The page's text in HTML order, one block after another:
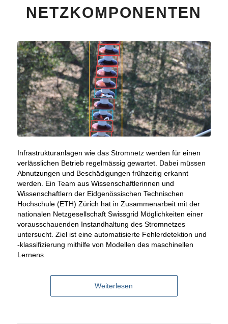
NETZKOMPONENTEN
Infrastrukturanlagen wie das Stromnetz werden für einen
verlässlichen Betrieb regelmässig gewartet. Dabei müssen
Abnutzungen und Beschädigungen frühzeitig erkannt
werden. Ein Team aus Wissenschaftlerinnen und
Wissenschaftlern der Eidgenössischen Technischen
Hochschule (ETH) Zürich hat in Zusammenarbeit mit der
nationalen Netzgesellschaft Swissgrid Möglichkeiten einer
vorausschauenden Instandhaltung des Stromnetzes
untersucht. Ziel ist eine automatisierte Fehlerdetektion und
-klassifizierung mithilfe von Modellen des maschinellen
Lernens.
Weiterlesen